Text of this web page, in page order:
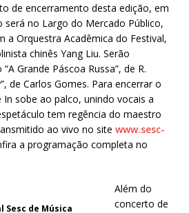
de encerramento desta edição, em
será no Largo do Mercado Público,
a Orquestra Acadêmica do Festival,
chinês Yang Liu. Serão
Grande Páscoa Russa”, de R.
de Carlos Gomes. Para encerrar o
sobe ao palco, unindo vocais a
tem regência do maestro
ao vivo no site www.sesc-
a programação completa no
de Música
Além do
concerto de